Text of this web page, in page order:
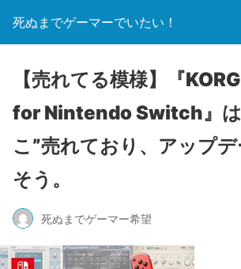
死ぬまでゲーマーでいたい！
【売れてる模様】『
for Nintendo Switch』は
こ”売れており、アップ
そう。
死ぬまでゲーマー希望